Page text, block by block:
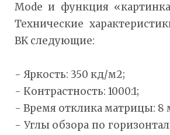
Mode и функция
Технические
BK следующие:
- Яркость: 350 кд/м2;
- Контрастность: 1000:1;
- Время отклика матрицы: 8
- Углы обзора по